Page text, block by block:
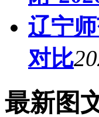
辽宁
对比
最新图